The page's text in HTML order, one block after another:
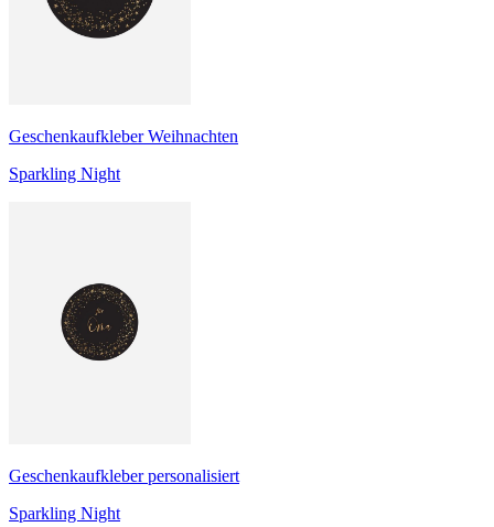
Geschenkaufkleber Weihnachten
Sparkling Night
Geschenkaufkleber personalisiert
Sparkling Night